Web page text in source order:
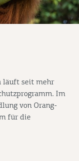
läuft seit mehr
Im
von Orang-
für die